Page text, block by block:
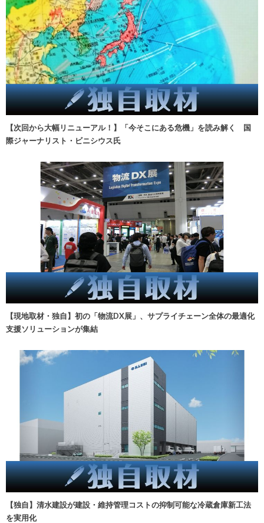
【次回から大幅リニューアル！】「今そこにある危機」を読み解く 国
際ジャーナリスト・ビニシウス氏
【現地取材・独自】初の「物流DX展」、サプライチェーン全体の最適化
支援ソリューションが集結
【独自】清水建設が建設・維持管理コストの抑制可能な冷蔵倉庫新工法
を実用化